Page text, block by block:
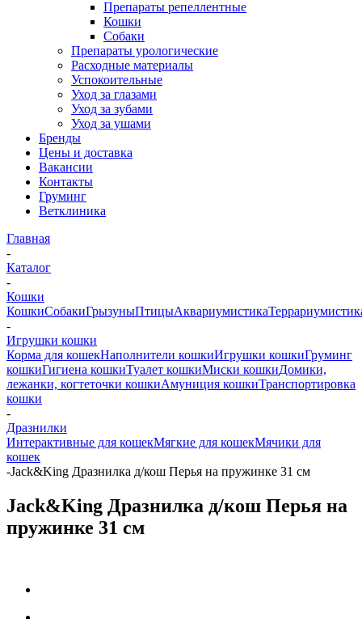
Препараты репеллентные
Кошки
Собаки
Препараты урологические
Расходные материалы
Успокоительные
Уход за глазами
Уход за зубами
Уход за ушами
Бренды
Цены и доставка
Вакансии
Контакты
Груминг
Ветклиника
Главная
-
Каталог
-
Кошки
КошкиСобакиГрызуныПтицыАквариумистика
-
Игрушки кошки
Корма для кошекНаполнители кошкиИгрушки кошкиГруминг
кошкиГигиена кошкиТуалет кошкиМиски кошкиДомики,
лежанки, когтеточки кошкиАмуниция кошкиТранспортировка
кошки
-
Дразнилки
Интерактивные для кошекМягкие для кошекМячики для
кошек
-Jack&King Дразнилка д/кош Перья на пружинке 31 см
Jack&King Дразнилка д/кош Перья на
пружинке 31 см